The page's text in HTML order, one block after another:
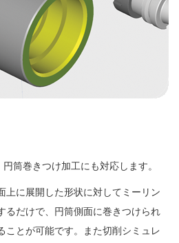
筒巻きつけ加工にも対応します。
上に展開した形状に対してミーリン
るだけで、円筒側面に巻きつけられ
ことが可能です。また切削シミュレ